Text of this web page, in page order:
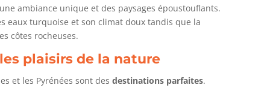
ambiance unique et des paysages époustouflants.
eaux turquoise et son climat doux tandis que la
côtes rocheuses.
plaisirs de la nature
et les Pyrénées sont desdestinations parfaites.